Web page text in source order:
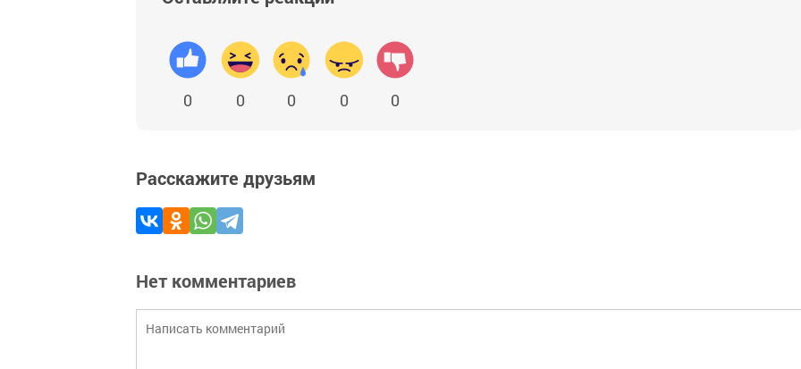
0 0 0 0 0
Расскажите друзьям
Нет комментариев